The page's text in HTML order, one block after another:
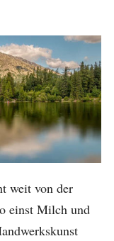
weit von der
einst Milch und